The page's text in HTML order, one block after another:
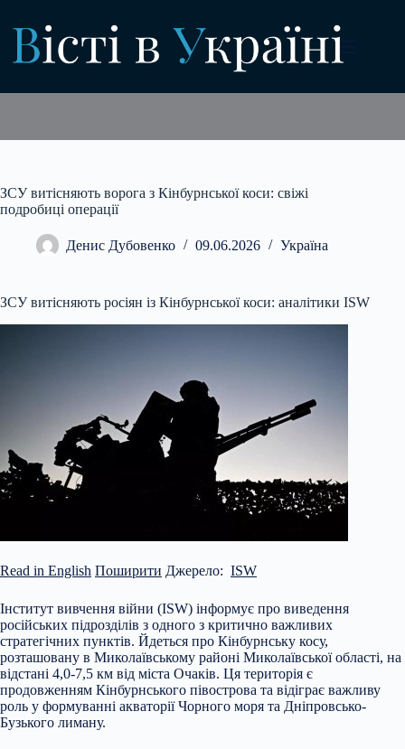
вмісту
ЗСУ витісняють ворога з Кінбурнської коси: свіжі
подробиці операції
Денис Дубовенко 09.06.2026 Україна
ЗСУ витісняють росіян із Кінбурнської коси: аналітики ISW
Read in English Поширити Джерело: ISW
Інститут вивчення війни (ISW) інформує про виведення
російських підрозділів з одного з критично важливих
стратегічних пунктів. Йдеться про Кінбурнську косу,
розташовану в Миколаївському районі Миколаївської області, на
відстані 4,0-7,5 км від міста Очаків. Ця територія є
продовженням Кінбурнського півострова та відіграє важливу
роль у формуванні акваторії Чорного моря та Дніпровсько-
Бузького лиману.